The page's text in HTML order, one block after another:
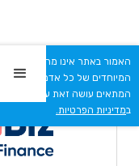
< חזרה להטבות
האמור באתר אינו מהווה יעוץ
המיוחדים של כל אדם. כל
המתאים עושה זאת על אחריותו
במדיניות הפרטיות.